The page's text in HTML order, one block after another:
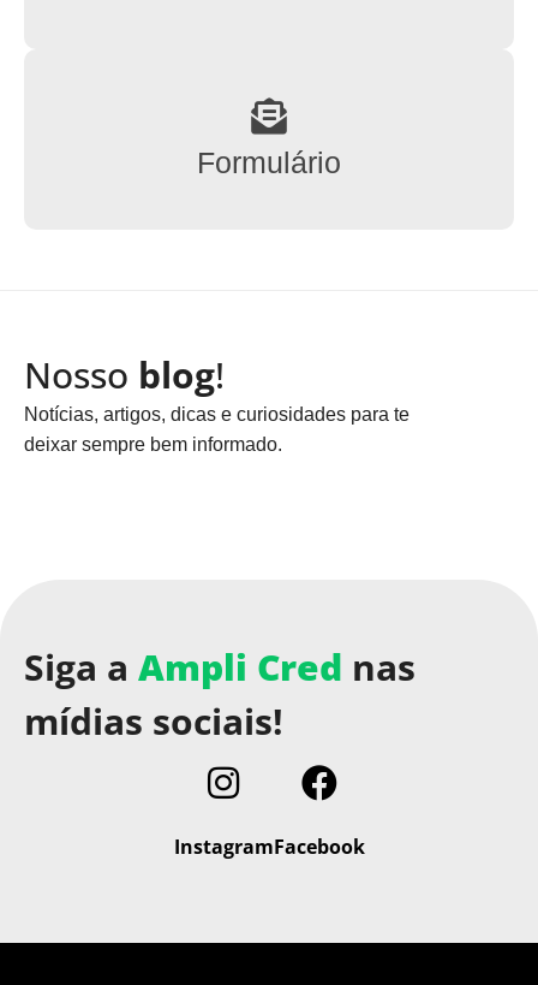
Formulário
Nosso blog!
Notícias, artigos, dicas e curiosidades para te
deixar sempre bem informado.
Siga a Ampli Cred nas
mídias sociais!
InstagramFacebook